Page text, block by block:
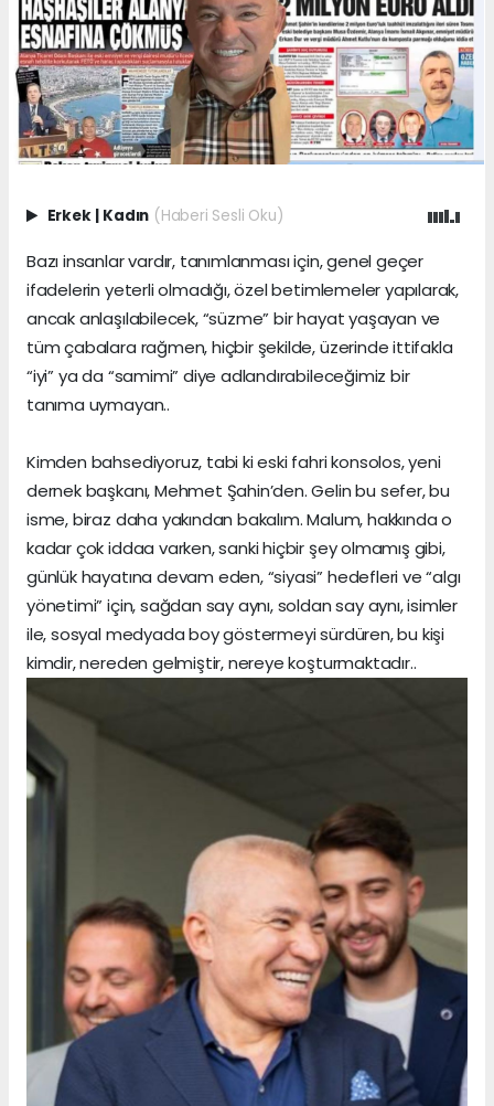
Erkek Kadın (Haberi Sesli Oku)
Bazı insanlar vardır, tanımlanması için, genel geçer
ifadelerin yeterli olmadığı, özel betimlemeler yapılarak,
ancak anlaşılabilecek, “süzme” bir hayat yaşayan ve
tüm çabalara rağmen, hiçbir şekilde, üzerinde ittifakla
“iyi” ya da “samimi” diye adlandırabileceğimiz bir
tanıma uymayan..
Kimden bahsediyoruz, tabi ki eski fahri konsolos, yeni
dernek başkanı, Mehmet Şahin’den. Gelin bu sefer, bu
isme, biraz daha yakından bakalım. Malum, hakkında o
kadar çok iddaa varken, sanki hiçbir şey olmamış gibi,
günlük hayatına devam eden, “siyasi” hedefleri ve “algı
yönetimi” için, sağdan say aynı, soldan say aynı, isimler
ile, sosyal medyada boy göstermeyi sürdüren, bu kişi
kimdir, nereden gelmiştir, nereye koşturmaktadır..